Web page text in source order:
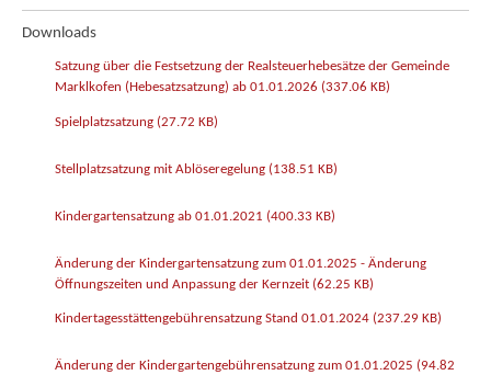
Downloads
Satzung über die Festsetzung der Realsteuerhebesätze der Gemeinde
Marklkofen (Hebesatzsatzung) ab 01.01.2026 (337.06 KB)
Spielplatzsatzung (27.72 KB)
Stellplatzsatzung mit Ablöseregelung (138.51 KB)
Kindergartensatzung ab 01.01.2021 (400.33 KB)
Änderung der Kindergartensatzung zum 01.01.2025 - Änderung
Öffnungszeiten und Anpassung der Kernzeit (62.25 KB)
Kindertagesstättengebührensatzung Stand 01.01.2024 (237.29 KB)
Änderung der Kindergartengebührensatzung zum 01.01.2025 (94.82